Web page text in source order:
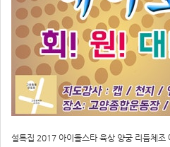
설특집 2017 아이돌스타 육상 양궁 리듬체조